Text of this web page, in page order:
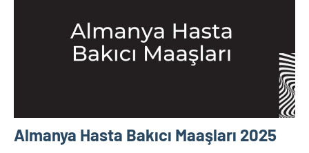
Almanya Hasta Bakıcı Maaşları 2025